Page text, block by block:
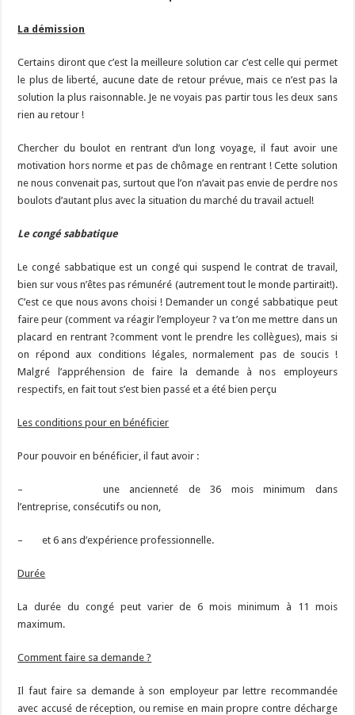
La démission
Certains diront que c’est la meilleure solution car c’est celle qui permet
le plus de liberté, aucune date de retour prévue, mais ce n’est pas la
solution la plus raisonnable. Je ne voyais pas partir tous les deux sans
rien au retour !
Chercher du boulot en rentrant d’un long voyage, il faut avoir une
motivation hors norme et pas de chômage en rentrant ! Cette solution
ne nous convenait pas, surtout que l’on n’avait pas envie de perdre nos
boulots d’autant plus avec la situation du marché du travail actuel!
Le congé sabbatique
Le congé sabbatique est un congé qui suspend le contrat de travail,
bien sur vous n’êtes pas rémunéré (autrement tout le monde partirait!).
C’est ce que nous avons choisi ! Demander un congé sabbatique peut
faire peur (comment va réagir l’employeur ? va t’on me mettre dans un
placard en rentrant ?comment vont le prendre les collègues), mais si
on répond aux conditions légales, normalement pas de soucis !
Malgré l’appréhension de faire la demande à nos employeurs
respectifs, en fait tout s’est bien passé et a été bien perçu
Les conditions pour en bénéficier
Pour pouvoir en bénéficier, il faut avoir :
– une ancienneté de 36 mois minimum dans
l’entreprise, consécutifs ou non,
– et 6 ans d’expérience professionnelle.
Durée
La durée du congé peut varier de 6 mois minimum à 11 mois
maximum.
Comment faire sa demande ?
Il faut faire sa demande à son employeur par lettre recommandée
avec accusé de réception, ou remise en main propre contre décharge